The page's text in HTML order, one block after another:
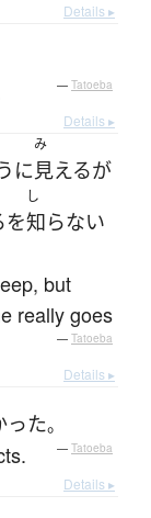
Details ▸
— Tatoeba
Details ▸
に
み
見えるが
を
し
知らない
but
really goes
— Tatoeba
Details ▸
った。
— Tatoeba
Details ▸